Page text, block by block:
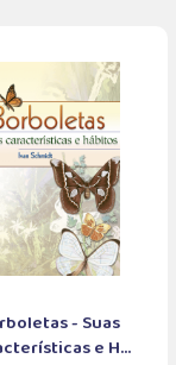
- Suas
e H...